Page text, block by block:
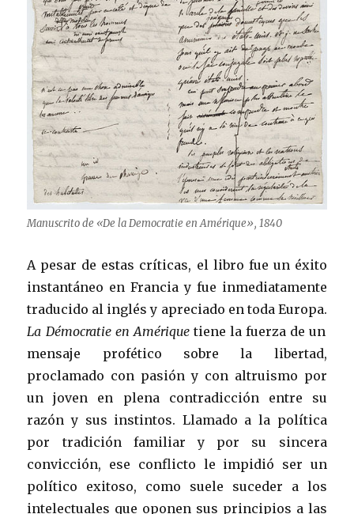
Manuscrito de «De la Democratie en Amérique», 1840
A pesar de estas críticas, el libro fue un éxito
instantáneo en Francia y fue inmediatamente
traducido al inglés y apreciado en toda Europa.
La Démocratie en Amériquetiene la fuerza de un
mensaje profético sobre la libertad,
proclamado con pasión y con altruismo por
un joven en plena contradicción entre su
razón y sus instintos. Llamado a la política
por tradición familiar y por su sincera
convicción, ese conflicto le impidió ser un
político exitoso, como suele suceder a los
intelectuales que oponen sus principios a las